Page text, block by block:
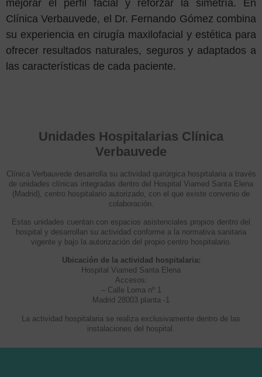
mejorar el perfil facial y reforzar la simetría. En
Clínica Verbauvede, el Dr. Fernando Gómez combina
su experiencia en cirugía maxilofacial y estética para
ofrecer resultados naturales, seguros y adaptados a
las características de cada paciente.
Unidades Hospitalarias Clínica
Verbauvede
Clínica Verbauvede desarrolla su actividad quirúrgica hospitalaria a través
de unidades clínicas integradas dentro del Hospital Viamed Santa Elena
(Madrid), centro hospitalario autorizado, con el que existe convenio de
colaboración.
Estas unidades cuentan con espacios asistenciales propios dentro del
hospital y desarrollan su actividad conforme a la normativa sanitaria
vigente y bajo la autorización del propio centro hospitalario.
Ubicación de la actividad hospitalaria:
Hospital Viamed Santa Elena
Accesos:
– Calle Loma nº 1
Madrid 28003 planta -1
La actividad hospitalaria se realiza exclusivamente dentro de las
instalaciones del hospital.